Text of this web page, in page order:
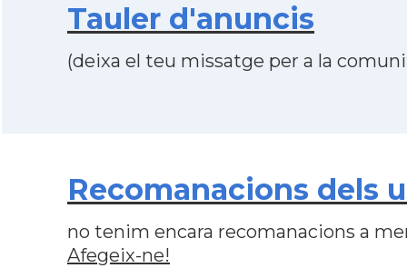
Tauler d'anuncis
(deixa el teu missatge per a la
Recomanacions dels
no tenim encara recomanacions a
Afegeix-ne!